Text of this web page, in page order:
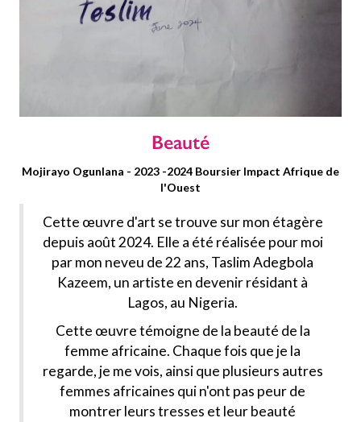
Beauté
Mojirayo Ogunlana - 2023 -2024 Boursier Impact Afrique de
l'Ouest
Cette œuvre d'art se trouve sur mon étagère
depuis août 2024. Elle a été réalisée pour moi
par mon neveu de 22 ans, Taslim Adegbola
Kazeem, un artiste en devenir résidant à
Lagos, au Nigeria.
Cette œuvre témoigne de la beauté de la
femme africaine. Chaque fois que je la
regarde, je me vois, ainsi que plusieurs autres
femmes africaines qui n'ont pas peur de
montrer leurs tresses et leur beauté